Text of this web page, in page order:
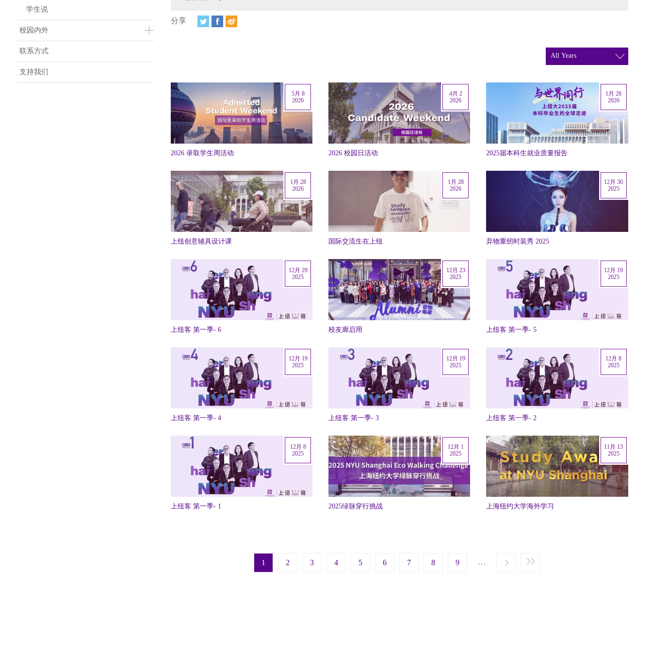
学生说
校园内外
联系方式
支持我们
分享
2026 录取学生周活动
5月 8
2026
2026 校园日活动
4月 2
2026
2025届本科生就业质量报告
1月 28
2026
上纽创意辅具设计课
1月 28
2026
国际交流生在上纽
1月 28
2026
弃物重纫时装秀 2025
12月 30
2025
上纽客 第一季- 6
12月 29
2025
校友廊启用
12月 23
2025
上纽客 第一季- 5
12月 19
2025
上纽客 第一季- 4
12月 19
2025
上纽客 第一季- 3
12月 19
2025
上纽客 第一季- 2
12月 8
2025
上纽客 第一季- 1
12月 8
2025
2025绿脉穿行挑战
12月 1
2025
上海纽约大学海外学习
11月 13
2025
1 2 3 4 5 6 7 8 9 …
Next ›
Next page Last »
Last page